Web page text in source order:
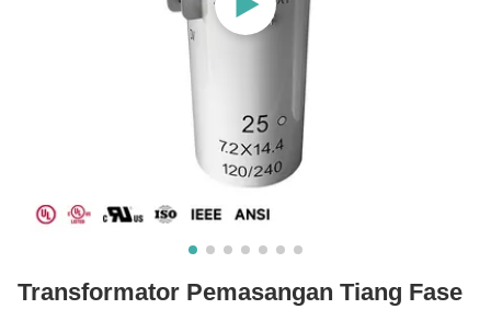
Transformator Pemasangan Tiang Fase